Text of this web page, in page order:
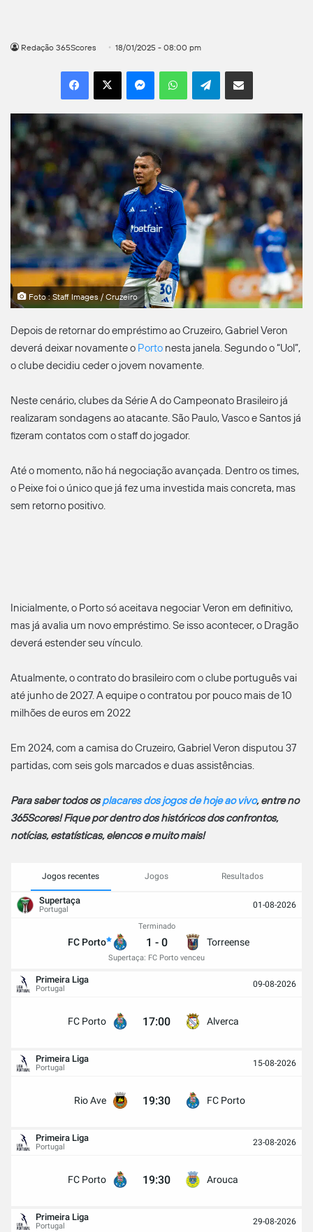
Redação 365Scores 18/01/2025 - 08:00 pm
Facebook
X MessengerWhatsAppTelegramCompartilhar por e-mail
Foto : Staff Images / Cruzeiro
Depois de retornar do empréstimo ao Cruzeiro, Gabriel Veron
deverá deixar novamente o Porto nesta janela. Segundo o “Uol”,
o clube decidiu ceder o jovem novamente.
Neste cenário, clubes da Série A do Campeonato Brasileiro já
realizaram sondagens ao atacante. São Paulo, Vasco e Santos já
fizeram contatos com o staff do jogador.
Até o momento, não há negociação avançada. Dentro os times,
o Peixe foi o único que já fez uma investida mais concreta, mas
sem retorno positivo.
Inicialmente, o Porto só aceitava negociar Veron em definitivo,
mas já avalia um novo empréstimo. Se isso acontecer, o Dragão
deverá estender seu vínculo.
Atualmente, o contrato do brasileiro com o clube português vai
até junho de 2027. A equipe o contratou por pouco mais de 10
milhões de euros em 2022
Em 2024, com a camisa do Cruzeiro, Gabriel Veron disputou 37
partidas, com seis gols marcados e duas assistências.
Para saber todos osplacares dos jogos de hoje ao vivo, entre no
365Scores! Fique por dentro dos históricos dos confrontos,
notícias, estatísticas, elencos e muito mais!
Jogos recentes Jogos Resultados
Supertaça
Portugal 01-08-2026
FC Porto
Terminado
1 - 0
Supertaça: FC Porto venceu
Torreense
Primeira Liga
Portugal 09-08-2026
FC Porto 17:00 Alverca
Primeira Liga
Portugal 15-08-2026
Rio Ave 19:30 FC Porto
Primeira Liga
Portugal 23-08-2026
FC Porto 19:30 Arouca
Primeira Liga
Portugal 29-08-2026